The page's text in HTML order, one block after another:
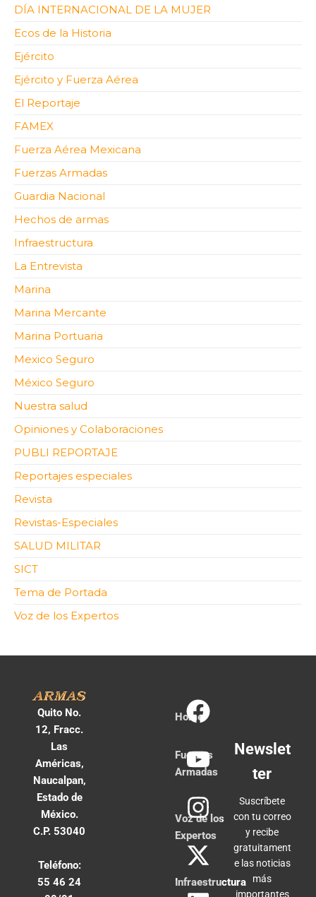
DÍA INTERNACIONAL DE LA MUJER
Ecos de la Historia
Ejército
Ejército y Fuerza Aérea
El Reportaje
FAMEX
Fuerza Aérea Mexicana
Fuerzas Armadas
Guardia Nacional
Hechos de armas
Infraestructura
La Entrevista
Marina
Marina Mercante
Marina Portuaria
Mexico Seguro
México Seguro
Nuestra salud
Opiniones y Colaboraciones
PUBLI REPORTAJE
Reportajes especiales
Revista
Revistas-Especiales
SALUD MILITAR
SICT
Tema de Portada
Voz de los Expertos
Quito No.
12, Fracc.
Las
Américas,
Naucalpan,
Estado de
México.
C.P. 53040
Teléfono:
55 46 24
Home
Fuerzas
Armadas
Voz de los
Expertos
Infraestructura
Newslet
ter
Suscríbete
con tu correo
y recibe
gratuitament
e las noticias
más
importantes